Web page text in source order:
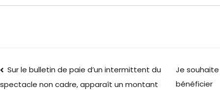
Sur le bulletin de paie d’un intermittent du
spectacle non cadre, apparaît un montant
Je souhaite
bénéficier